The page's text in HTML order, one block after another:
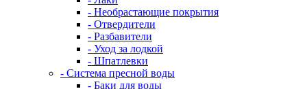
- Необрастающие покрытия
- Отвердители
- Разбавители
- Уход за лодкой
- Шпатлевки
- Система пресной воды
- Баки для воды